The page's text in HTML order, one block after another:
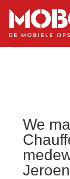
We
Jeroen